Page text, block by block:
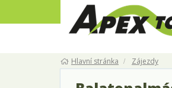
Hlavní stránka Zájezdy